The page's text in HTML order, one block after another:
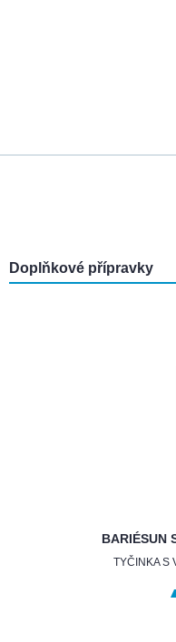
Doplňkové přípravky
BARIÉSUN
TYČINKA S